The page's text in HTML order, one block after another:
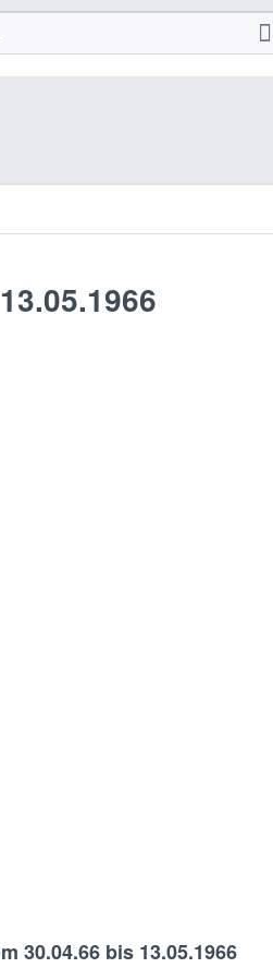
30.04.66 bis 13.05.1966